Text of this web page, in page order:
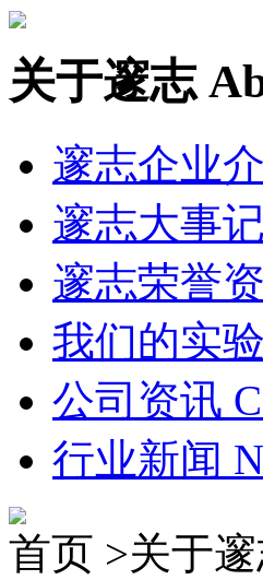
关于邃志
邃志企业
邃志大事记
邃志荣誉
我们的实
公司资讯
行业新闻
首页 >关于